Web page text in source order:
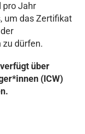
pro Jahr
um das Zertifikat
zu dürfen.
über
(ICW)